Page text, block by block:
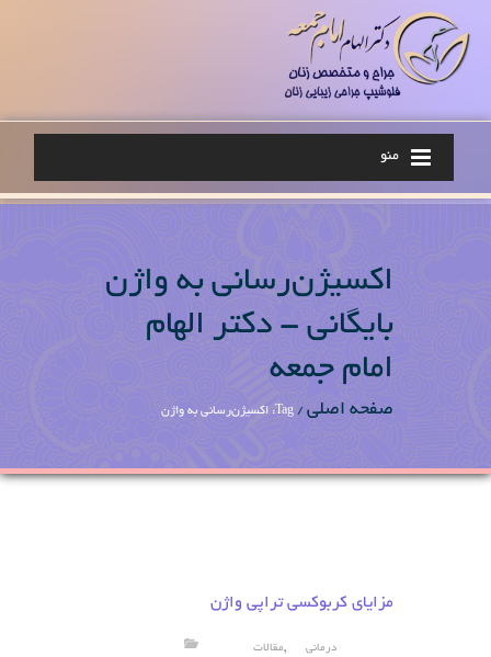
منو
اکسیژن‌رسانی به واژن
بایگانی - دکتر الهام
امام جمعه
صفحه اصلی / Tag: اکسیژن‌رسانی به واژن
مزایای کربوکسی تراپی واژن
درمانی ,مقالات